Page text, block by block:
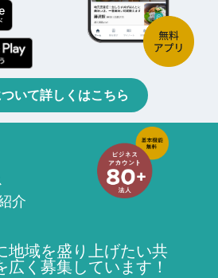
いて詳しくはこちら
介
地域を盛り上げたい共
広く募集しています！